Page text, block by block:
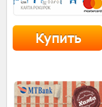
Купить